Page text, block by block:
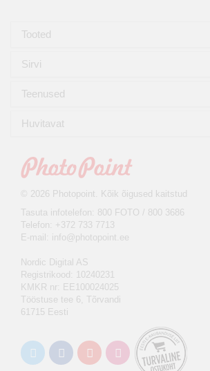
Tooted
Sirvi
Teenused
Huvitavat
© 2026 Photopoint. Kõik õigused kaitstud
Tasuta infotelefon: 800 FOTO / 800 3686
Telefon: +372 733 7713
E-mail: info@photopoint.ee
Nordic Digital AS
Registrikood: 10240231
KMKR nr: EE100024025
Tööstuse tee 6, Tõrvandi
61715 Eesti